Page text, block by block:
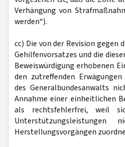
Verhängung von
werden“).
cc) Die von der Revision gegen
Gehilfenvorsatzes und die
Beweiswürdigung erhobenen
den zutreffenden
des Generalbundesanwalts
Annahme einer einheitlichen
als rechtsfehlerfrei, weil
Unterstützungsleistungen
Herstellungsvorgängen